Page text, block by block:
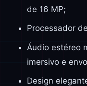
de 16 MP;
Processador
Áudio estéreo
imersivo e
Design